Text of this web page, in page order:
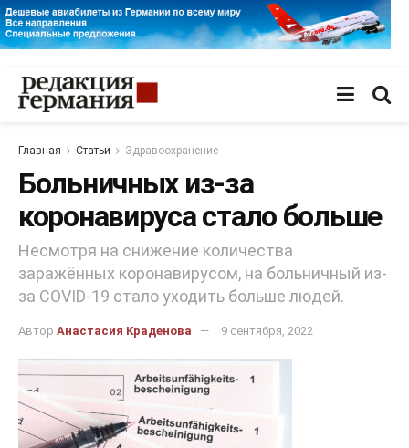
Главная Статьи Здравоохранение
Больничных из-за
коронавируса стало больше
Несмотря на снижение количества
заражённых коронавирусом, на больничный из-
за COVID-19 стало уходить больше людей.
Автор Анастасия Краденова 9 сентября, 2022